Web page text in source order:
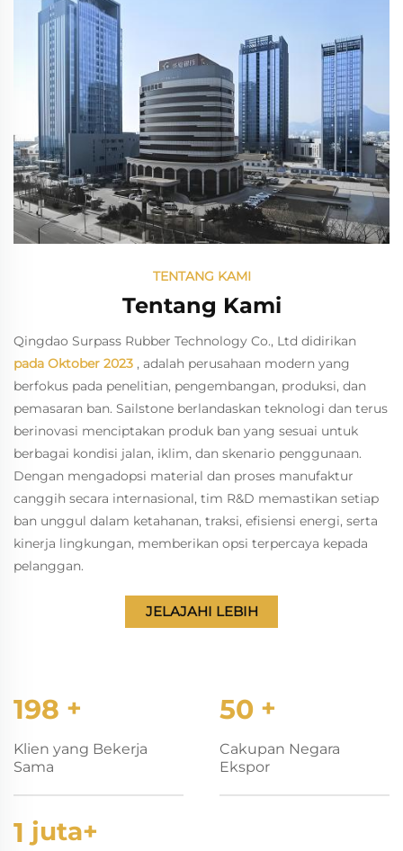
TENTANG KAMI
Tentang Kami
Qingdao Surpass Rubber Technology Co., Ltd didirikan
pada Oktober 2023 , adalah perusahaan modern yang
berfokus pada penelitian, pengembangan, produksi, dan
pemasaran ban. Sailstone berlandaskan teknologi dan terus
berinovasi menciptakan produk ban yang sesuai untuk
berbagai kondisi jalan, iklim, dan skenario penggunaan.
Dengan mengadopsi material dan proses manufaktur
canggih secara internasional, tim R&D memastikan setiap
ban unggul dalam ketahanan, traksi, efisiensi energi, serta
kinerja lingkungan, memberikan opsi terpercaya kepada
pelanggan.
JELAJAHI LEBIH
200 +
Klien yang Bekerja
Sama
50 +
Cakupan Negara
Ekspor
1 juta+